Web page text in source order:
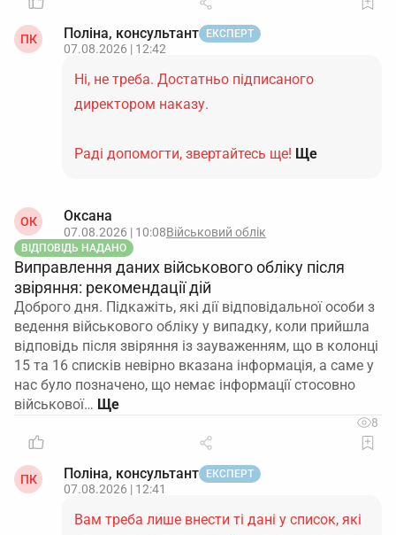
ПК Поліна, консультант ЕКСПЕРТ
07.08.2026 | 12:42
Ні, не треба. Достатньо підписаного
директором наказу.
Раді допомогти, звертайтесь ще! Ще
ОК Оксана
07.08.2026 | 10:08Військовий облік
ВІДПОВІДЬ НАДАНО
Виправлення даних військового обліку після
звіряння: рекомендації дій
Доброго дня. Підкажіть, які дії відповідальної особи з
ведення військового обліку у випадку, коли прийшла
відповідь після звіряння із зауваженням, що в колонці
15 та 16 списків невірно вказана інформація, а саме у
нас було позначено, що немає інформації стосовно
військової…
8
ПК Поліна, консультант ЕКСПЕРТ
07.08.2026 | 12:41
Вам треба лише внести ті дані у список, які